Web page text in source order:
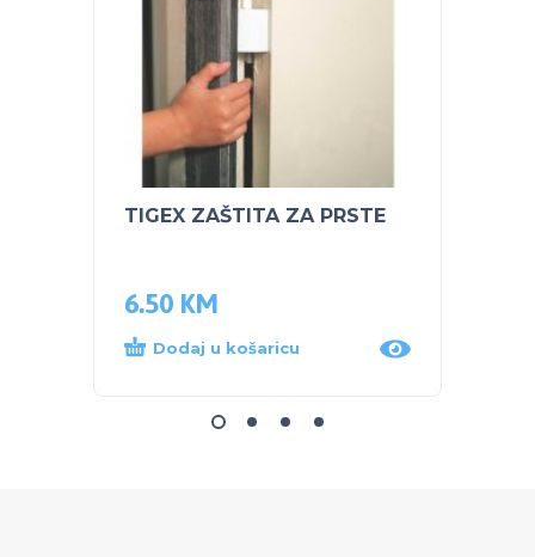
TIGEX ZAŠTITA ZA PRSTE
6.50 KM
Dodaj u košaricu